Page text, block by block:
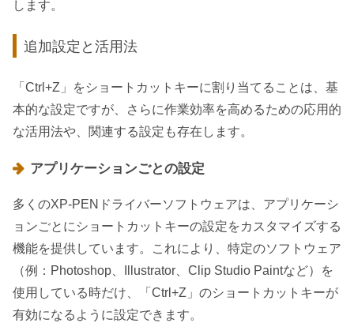
します。
追加設定と活用法
「Ctrl+Z」をショートカットキーに割り当てることは、基
本的な設定ですが、さらに作業効率を高めるための応用的
な活用法や、関連する設定も存在します。
アプリケーションごとの設定
多くのXP-PENドライバーソフトウェアは、アプリケーシ
ョンごとにショートカットキーの設定をカスタマイズする
機能を提供しています。これにより、特定のソフトウェア
（例：Photoshop、Illustrator、Clip Studio Paintなど）を
使用している時だけ、「Ctrl+Z」のショートカットキーが
有効になるように設定できます。